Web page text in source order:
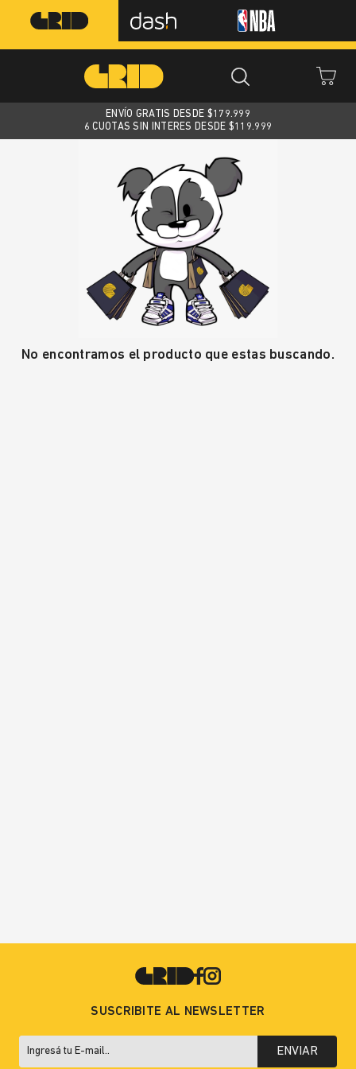
ENVÍO GRATIS DESDE $179.999
6 CUOTAS SIN INTERES DESDE $119.999
No encontramos el producto que estas buscando.
SUSCRIBITE AL NEWSLETTER
ENVIAR